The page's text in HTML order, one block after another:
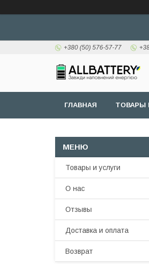
+380 (50) 576-57-77
ГЛАВНАЯ ТОВАРЫ
Товары и услуги
О нас
Отзывы
Доставка и оплата
Возврат